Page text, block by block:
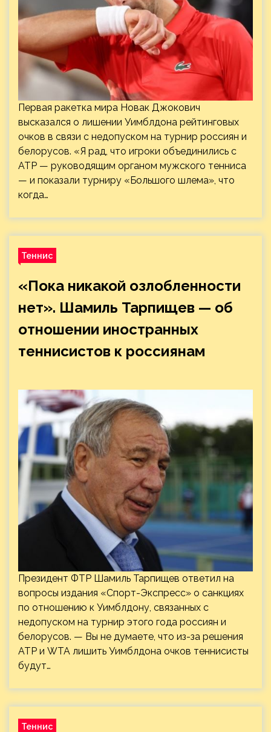
Первая ракетка мира Новак Джокович
высказался о лишении Уимблдона рейтинговых
очков в связи с недопуском на турнир россиян и
белорусов. «Я рад, что игроки объединились с
ATP — руководящим органом мужского тенниса
— и показали турниру «Большого шлема», что
когда…
Теннис
«Пока никакой озлобленности
нет». Шамиль Тарпищев — об
отношении иностранных
теннисистов к россиянам
Президент ФТР Шамиль Тарпищев ответил на
вопросы издания «Спорт-Экспресс» о санкциях
по отношению к Уимблдону, связанных с
недопуском на турнир этого года россиян и
белорусов. — Вы не думаете, что из-за решения
ATP и WTA лишить Уимблдона очков теннисисты
будут…
Теннис